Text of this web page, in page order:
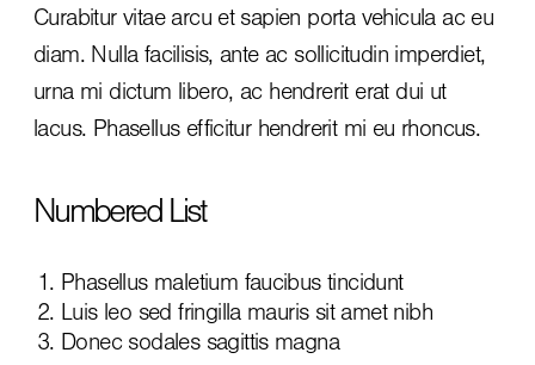
Curabitur vitae arcu et sapien porta vehicula ac eu
diam. Nulla facilisis, ante ac sollicitudin imperdiet,
urna mi dictum libero, ac hendrerit erat dui ut
lacus. Phasellus efficitur hendrerit mi eu rhoncus.
Numbered List
Phasellus maletium faucibus tincidunt
Luis leo sed fringilla mauris sit amet nibh
Donec sodales sagittis magna